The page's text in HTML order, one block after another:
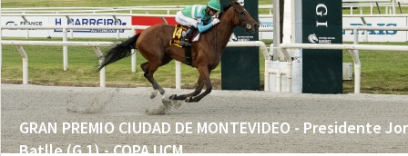
GRAN PREMIO CIUDAD DE MONTEVIDEO - Presidente
Batlle (G 1) - COPA UCM